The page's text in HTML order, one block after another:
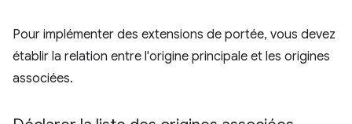
Pour implémenter des extensions de portée, vous devez
établir la relation entre l'origine principale et les origines
associées.